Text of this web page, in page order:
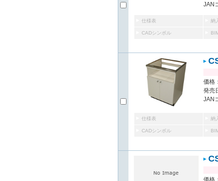
JAN
仕様表 納
CADシンボル
価格
発売
JAN
仕様表 納
CADシンボル